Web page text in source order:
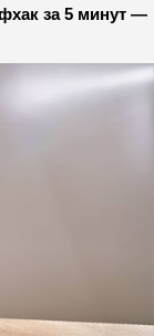
за 5 минут —